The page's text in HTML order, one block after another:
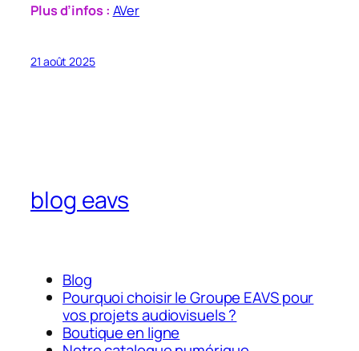
Plus d’infos : AVer
21 août 2025
blog eavs
Blog
Pourquoi choisir le Groupe EAVS pour
vos projets audiovisuels ?
Boutique en ligne